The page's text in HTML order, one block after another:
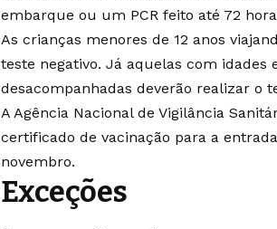
embarque ou um PCR feito até 72
As crianças menores de 12 anos
teste negativo. Já aquelas com idades
desacompanhadas deverão realizar o
A Agência Nacional de Vigilância
certificado de vacinação para a
novembro.
Exceções